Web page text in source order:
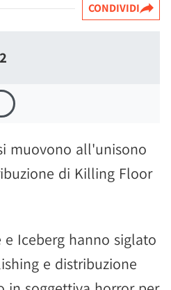
CONDIVIDI
muovono all'unisono
di Killing Floor
e Iceberg hanno siglato
e distribuzione